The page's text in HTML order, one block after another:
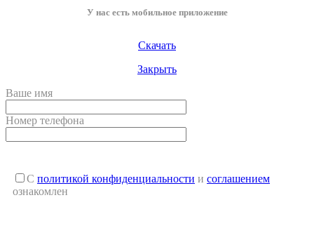
У нас есть мобильное приложение
Скачать
Закрыть
Ваше имя
Номер телефона
С политикой конфиденциальности и соглашением
ознакомлен